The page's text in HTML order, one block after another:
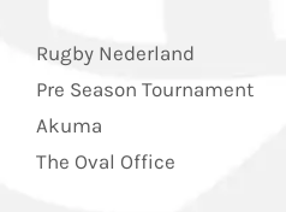
Rugby Nederland
Pre Season Tournament
Akuma
The Oval Office